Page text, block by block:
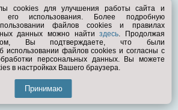
© Exist.ru 1998—2026
cookies для улучшения работы сайта и
его использования. Более подробную
файлов cookies и правилах
данных можно найтиздесь. Продолжая
Вы подтверждаете, что были
использовании файлов cookies и согласны с
персональных данных. Вы можете
в настройках Вашего браузера.
Принимаю